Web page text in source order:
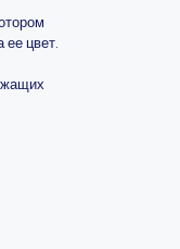
ее цвет.